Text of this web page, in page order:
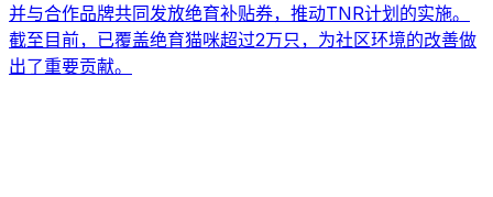
并与合作品牌共同发放绝育补贴券，推动TNR计划的实施。
截至目前，已覆盖绝育猫咪超过2万只，为社区环境的改善做
出了重要贡献。